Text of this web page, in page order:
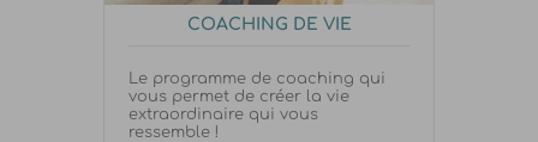
COACHING DE VIE
Le programme de coaching qui
vous permet de créer la vie
extraordinaire qui vous
ressemble !